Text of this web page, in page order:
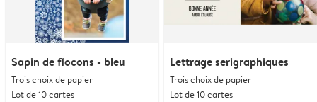
Sapin de flocons - bleu
Trois choix de papier
Lot de 10 cartes
Lettrage serigraphiques
Trois choix de papier
Lot de 10 cartes